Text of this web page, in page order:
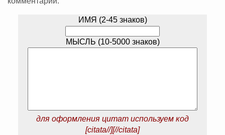
ИМЯ (2-45 знаков)
МЫСЛЬ (10-5000 знаков)
для оформления цитат используем код
[citata//][//citata]